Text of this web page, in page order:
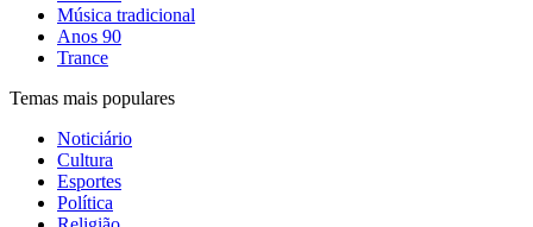
Música tradicional
Anos 90
Trance
Temas mais populares
Noticiário
Cultura
Esportes
Política